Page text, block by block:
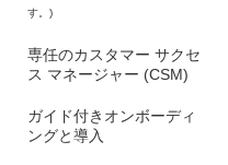
す。)
専任のカスタマー サクセ
ス マネージャー (CSM)
ガイド付きオンボーディ
ングと導入